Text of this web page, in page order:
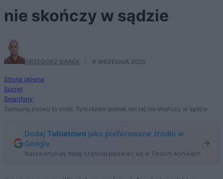
nie skończy w sądzie
GRZEGORZ DĄBEK 8 WRZEŚNIA 2025
Strona główna
Sprzęt
Smartfony
Samsung znowu to zrobi. Tym razem jednak raczej nie skończy w sądzie
Dodaj Tabletowo jako preferowane źródło w
Google
Nasze artykuły będą częściej pojawiać się w Twoich wynikach